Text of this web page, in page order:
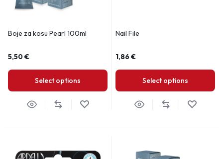
Boje za kosu Pearl 100ml
5,50€
Select options
Nail File
1,86€
Select options